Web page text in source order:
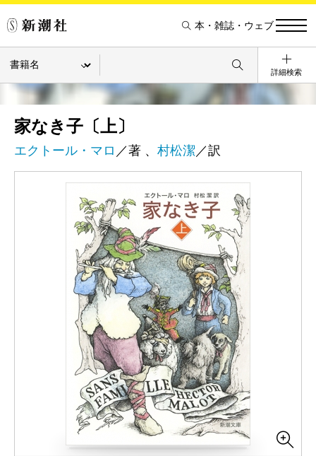
本・雑誌・ウェブ
詳細検索
家なき子〔上〕
エクトール・マロ ／著 、 村松潔／訳